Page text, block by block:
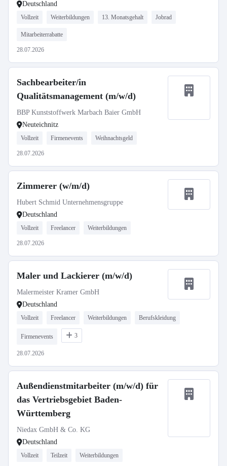
Deutschland
Vollzeit Weiterbildungen 13. Monatsgehalt Jobrad
Mitarbeiterrabatte
28.07.2026
Sachbearbeiter/in
Qualitätsmanagement (m/w/d)
BBP Kunststoffwerk Marbach Baier GmbH
Neuteichnitz
Vollzeit Firmenevents Weihnachtsgeld
28.07.2026
Zimmerer (w/m/d)
Hubert Schmid Unternehmensgruppe
Deutschland
Vollzeit Freelancer Weiterbildungen
28.07.2026
Maler und Lackierer (m/w/d)
Malermeister Kramer GmbH
Deutschland
Vollzeit Freelancer Weiterbildungen Berufskleidung
Firmenevents 3
28.07.2026
Außendienstmitarbeiter (m/w/d) für
das Vertriebsgebiet Baden-
Württemberg
Niedax GmbH & Co. KG
Deutschland
Vollzeit Teilzeit Weiterbildungen